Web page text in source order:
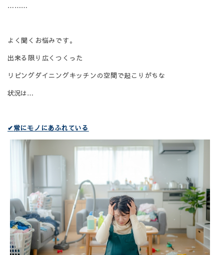
………
よく聞くお悩みです。
出来る限り広くつくった
リビングダイニングキッチンの空間で起こりがちな
状況は…
✔常にモノにあふれている